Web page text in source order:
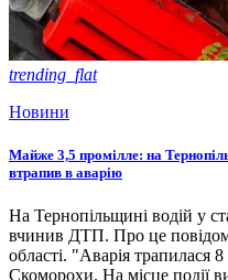
trending_flat
Новини
Майже 3,5 промілле: на
втрапив в аварію
На Тернопільщині водій у
вчинив ДТП. Про це
області. "Аварія трапилася
Скоморохи. На місце події